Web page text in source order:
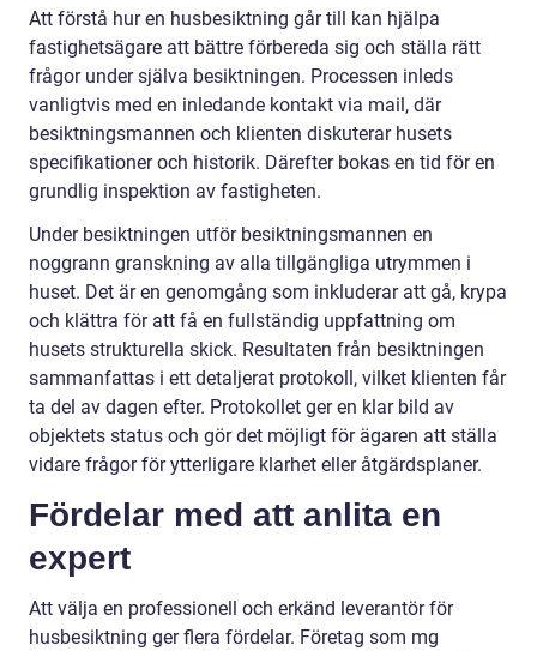
Att förstå hur en husbesiktning går till kan hjälpa
fastighetsägare att bättre förbereda sig och ställa rätt
frågor under själva besiktningen. Processen inleds
vanligtvis med en inledande kontakt via mail, där
besiktningsmannen och klienten diskuterar husets
specifikationer och historik. Därefter bokas en tid för en
grundlig inspektion av fastigheten.
Under besiktningen utför besiktningsmannen en
noggrann granskning av alla tillgängliga utrymmen i
huset. Det är en genomgång som inkluderar att gå, krypa
och klättra för att få en fullständig uppfattning om
husets strukturella skick. Resultaten från besiktningen
sammanfattas i ett detaljerat protokoll, vilket klienten får
ta del av dagen efter. Protokollet ger en klar bild av
objektets status och gör det möjligt för ägaren att ställa
vidare frågor för ytterligare klarhet eller åtgärdsplaner.
Fördelar med att anlita en
expert
Att välja en professionell och erkänd leverantör för
husbesiktning ger flera fördelar. Företag som mg